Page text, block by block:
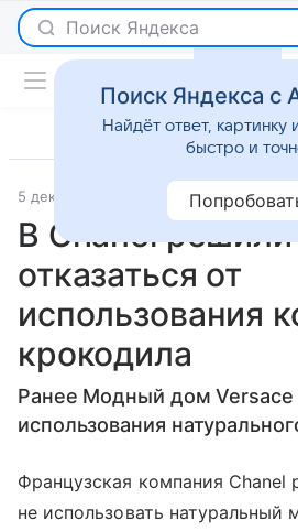
Поиск Яндекса
5 декабря 2018 © РИА Новости
В Chanel решили
отказаться от
использования
крокодила
Ранее Модный дом Versace
использования
Французская компания Chanel
не использовать натуральный
Поиск Яндекса с
Найдёт ответ,
быстро и